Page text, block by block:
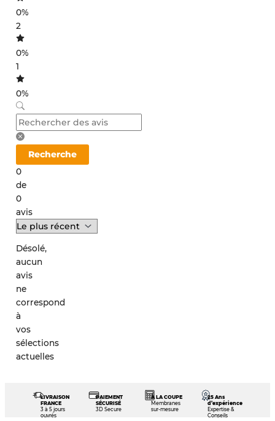
0%
2
0%
1
0%
Recherche
0
de
0
avis
Désolé,
aucun
avis
ne
correspond
à
vos
sélections
actuelles
LIVRAISON
FRANCE
3 à 5 jours
ouvrés
PAIEMENT
SÉCURISÉ
3D Secure
À LA COUPE
Membranes
sur-mesure
25 Ans
d’expérience
Expertise &
Conseils